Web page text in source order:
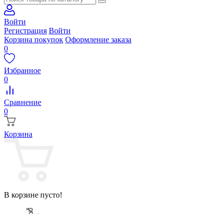
Войти
Регистрация Войти
Корзина покупок Оформление заказа
0
Избранное
0
Сравнение
0
Корзина
В корзине пусто!